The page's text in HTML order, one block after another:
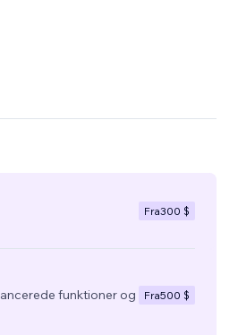
Fra300 $
funktioner og
Fra500 $